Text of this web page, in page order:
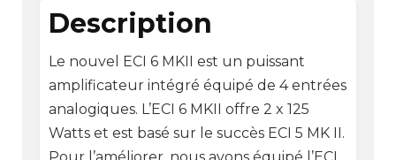
Description
Le nouvel ECI 6 MKII est un puissant
amplificateur intégré équipé de 4 entrées
analogiques. L’ECI 6 MKII offre 2 x 125
Watts et est basé sur le succès ECI 5 MK II.